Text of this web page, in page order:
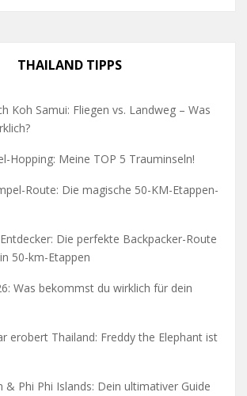
THAILAND TIPPS
Koh Samui: Fliegen vs. Landweg – Was
Hopping: Meine TOP 5 Trauminseln!
Route: Die magische 50-KM-Etappen-
Die perfekte Backpacker-Route
50-km-Etappen
Was bekommst du wirklich für dein
erobert Thailand: Freddy the Elephant ist
& Phi Phi Islands: Dein ultimativer Guide